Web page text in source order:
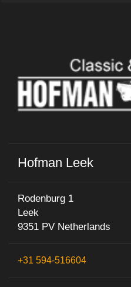
Hofman Leek
Rodenburg 1
Leek
9351 PV Netherlands
+31 594-516604